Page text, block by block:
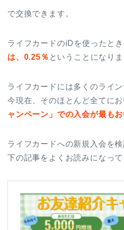
で交換できます。
ライフカードのiDを使ったと
は、0.25％ ということになりま
ライフカードには多くのライ
今現在、そのほとんど全てにお
ャンペーン」での入会が最も
ライフカードへの新規入会を
下の記事をよくお読みになって